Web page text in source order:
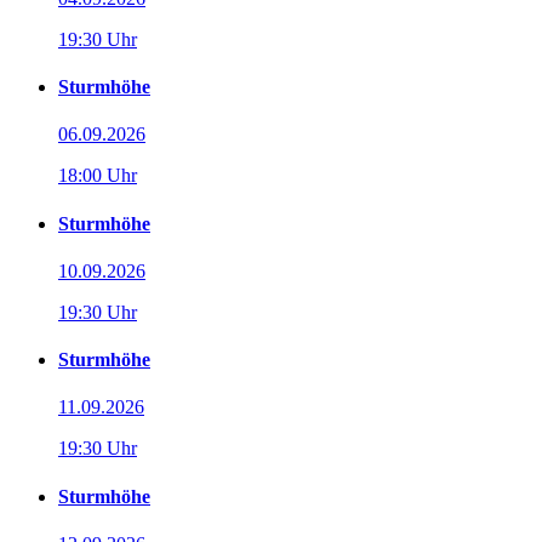
19:30 Uhr
Sturmhöhe
06.09.2026
18:00 Uhr
Sturmhöhe
10.09.2026
19:30 Uhr
Sturmhöhe
11.09.2026
19:30 Uhr
Sturmhöhe